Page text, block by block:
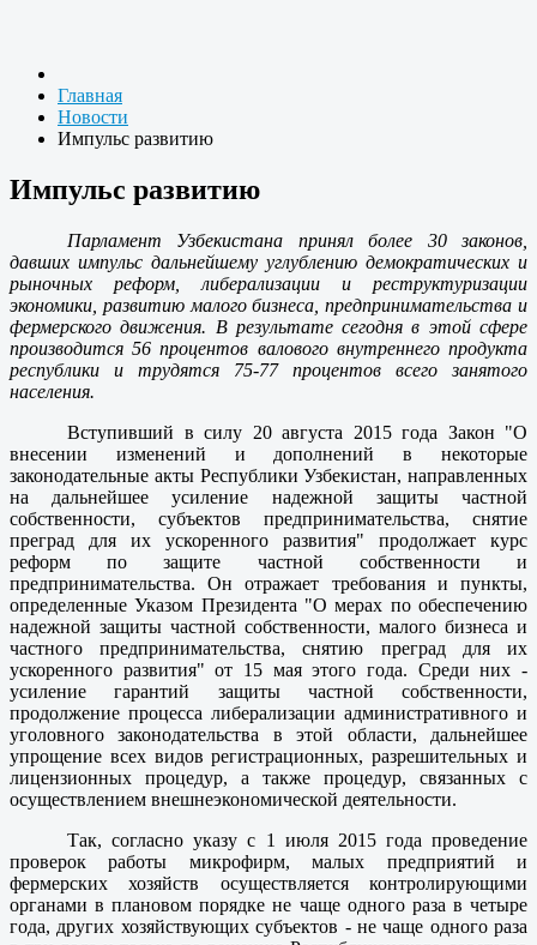
Главная
Новости
Импульс развитию
Импульс развитию
Парламент Узбекистана принял более 30 законов,
давших импульс дальнейшему углублению демократических и
рыночных реформ, либерализации и реструктуризации
экономики, развитию малого бизнеса, предпринимательства и
фермерского движения. В результате сегодня в этой сфере
производится 56 процентов валового внутреннего продукта
республики и трудятся 75-77 процентов всего занятого
населения.
Вступивший в силу 20 августа 2015 года Закон "О
внесении изменений и дополнений в некоторые
законодательные акты Республики Узбекистан, направленных
на дальнейшее усиление надежной защиты частной
собственности, субъектов предпринимательства, снятие
преград для их ускоренного развития" продолжает курс
реформ по защите част­ной собственности и
предпринимательства. Он отражает требования и пункты,
определенные Указом Президента "О мерах по обеспечению
надежной защиты частной собственности, малого бизнеса и
частного предпринимательства, снятию преград для их
ускоренного развития" от 15 мая этого года. Среди них -
усиление гарантий защиты частной собственности,
продолжение процесса либерализации административного и
уголовного законодательства в этой области, дальнейшее
упрощение всех видов регистрационных, разрешительных и
лицензионных процедур, а также процедур, связанных с
осуществлением внешнеэкономической деятельности.
Так, согласно указу с 1 июля 2015 года проведение
проверок работы микрофирм, малых предприятий и
фермерских хозяйств осуществляется контролирующими
органами в плановом порядке не чаще одного раза в четыре
года, других хозяйствующих субъектов - не чаще одного раза